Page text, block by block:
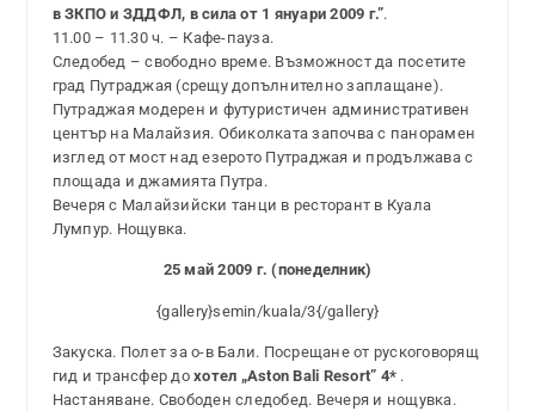
в ЗКПО и ЗДДФЛ, в сила от 1 януари 2009 г.”.
11.00 – 11.30 ч. – Кафе-пауза.
Следобед – свободно време. Възможност да посетите
град Путраджая (срещу допълнително заплащане).
Путраджая модерен и футуристичен административен
център на Малайзия. Обиколката започва с панорамен
изглед от мост над езерото Путраджая и продължава с
площада и джамията Путра.
Вечеря с Малайзийски танци в ресторант в Куала
Лумпур. Нощувка.
25 май 2009 г. (понеделник)
{gallery}semin/kuala/3{/gallery}
Закуска. Полет за о-в Бали. Посрещане от рускоговорящ
гид и трансфер дохотел „Aston Bali Resort” 4* .
Настаняване. Свободен следобед. Вечеря и нощувка.